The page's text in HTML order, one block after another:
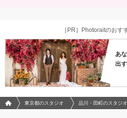
［PR］Photoraitのおす
あ
出
フォトウエディング/結婚写真のPhotorait ホーム
東京都のスタジオ 品川・田町のスタジオ